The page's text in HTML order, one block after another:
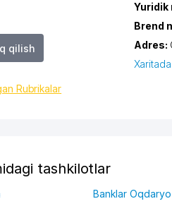
qilish
Rubrikalar
Yuridik
Brend
Adres:
tashkilotlar
Banklar